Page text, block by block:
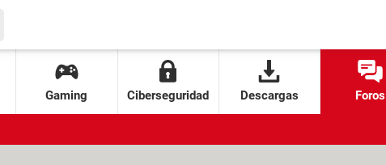
Gaming Ciberseguridad Descargas Foros